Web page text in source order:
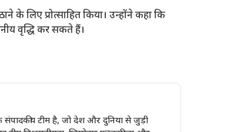
लिए प्रोत्साहित किया। उन्होंने कहा कि
वृद्धि कर सकते हैं।
टीम है, जो देश और दुनिया से जुड़ी